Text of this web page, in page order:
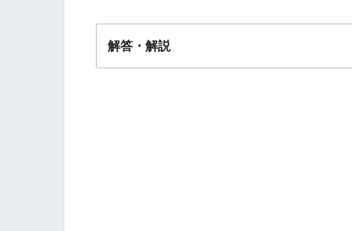
解答・解説